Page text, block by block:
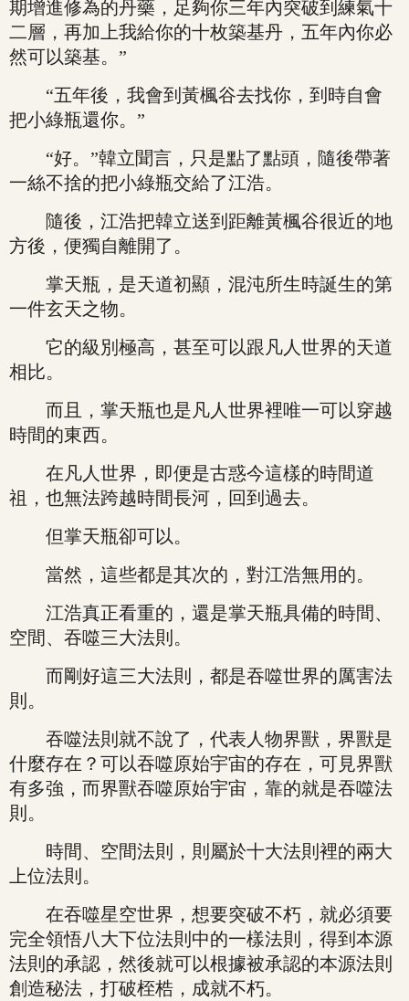
期增進修為的丹藥，足夠你三年內突破到練氣十
二層，再加上我給你的十枚築基丹，五年內你必
然可以築基。”
“五年後，我會到黃楓谷去找你，到時自會
把小綠瓶還你。”
“好。”韓立聞言，只是點了點頭，隨後帶著
一絲不捨的把小綠瓶交給了江浩。
隨後，江浩把韓立送到距離黃楓谷很近的地
方後，便獨自離開了。
掌天瓶，是天道初顯，混沌所生時誕生的第
一件玄天之物。
它的級別極高，甚至可以跟凡人世界的天道
相比。
而且，掌天瓶也是凡人世界裡唯一可以穿越
時間的東西。
在凡人世界，即便是古惑今這樣的時間道
祖，也無法跨越時間長河，回到過去。
但掌天瓶卻可以。
當然，這些都是其次的，對江浩無用的。
江浩真正看重的，還是掌天瓶具備的時間、
空間、吞噬三大法則。
而剛好這三大法則，都是吞噬世界的厲害法
則。
吞噬法則就不說了，代表人物界獸，界獸是
什麼存在？可以吞噬原始宇宙的存在，可見界獸
有多強，而界獸吞噬原始宇宙，靠的就是吞噬法
則。
時間、空間法則，則屬於十大法則裡的兩大
上位法則。
在吞噬星空世界，想要突破不朽，就必須要
完全領悟八大下位法則中的一樣法則，得到本源
法則的承認，然後就可以根據被承認的本源法則
創造秘法，打破桎梏，成就不朽。